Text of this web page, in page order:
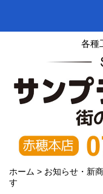
各種
ホーム > お知らせ・新
す